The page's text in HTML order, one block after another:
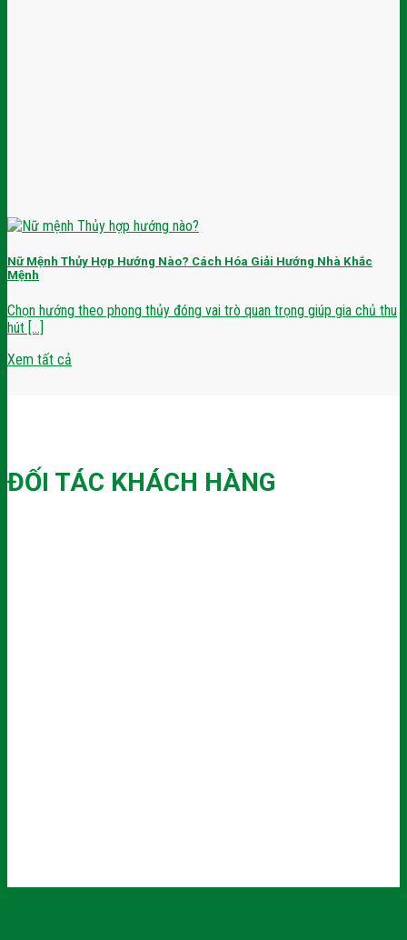
Nữ Mệnh Thủy Hợp Hướng Nào? Cách Hóa Giải Hướng Nhà Khắc
Mệnh
Chọn hướng theo phong thủy đóng vai trò quan trọng giúp gia chủ thu
hút [...]
Xem tất cả
ĐỐI TÁC KHÁCH HÀNG